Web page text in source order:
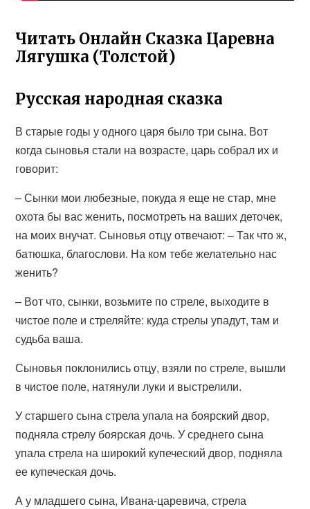
Читать Онлайн Сказка Царевна
Лягушка (Толстой)
Русская народная сказка
В старые годы у одного царя было три сына. Вот
когда сыновья стали на возрасте, царь собрал их и
говорит:
– Сынки мои любезные, покуда я еще не стар, мне
охота бы вас женить, посмотреть на ваших деточек,
на моих внучат. Сыновья отцу отвечают: – Так что ж,
батюшка, благослови. На ком тебе желательно нас
женить?
– Вот что, сынки, возьмите по стреле, выходите в
чистое поле и стреляйте: куда стрелы упадут, там и
судьба ваша.
Сыновья поклонились отцу, взяли по стреле, вышли
в чистое поле, натянули луки и выстрелили.
У старшего сына стрела упала на боярский двор,
подняла стрелу боярская дочь. У среднего сына
упала стрела на широкий купеческий двор, подняла
ее купеческая дочь.
А у младшего сына, Ивана-царевича, стрела